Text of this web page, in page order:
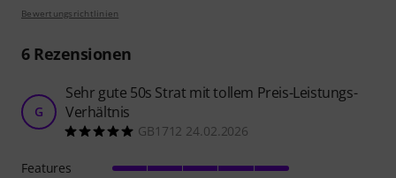
Bewertungsrichtlinien
6Rezensionen
G
Sehr gute 50s Strat mit tollem Preis-Leistungs-
Verhältnis
GB1712 24.02.2026
Features